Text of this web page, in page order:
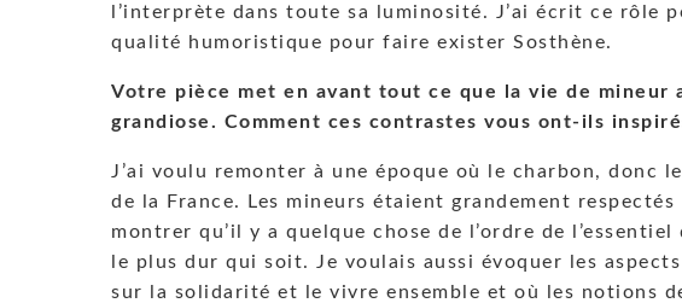
l’interprète dans toute sa luminosité. J’ai écrit ce rôle
qualité humoristique pour faire exister Sosthène.
Votre pièce met en avant tout ce que la vie de mineur
grandiose. Comment ces contrastes vous ont-ils
J’ai voulu remonter à une époque où le charbon, donc
de la France. Les mineurs étaient grandement
montrer qu’il y a quelque chose de l’ordre de
le plus dur qui soit. Je voulais aussi évoquer les
sur la solidarité et le vivre ensemble et où les notions